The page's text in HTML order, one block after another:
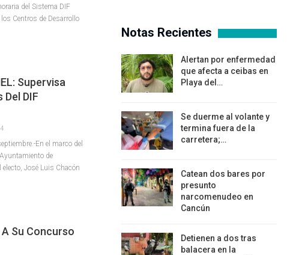
del Sistema DIF
Centros de Desarrollo
Supervisa
DIF
En el marco del
de
José Luis Chacón
Su Concurso
Notas Recientes
Alertan por enfermedad
que afecta a ceibas en
Playa del…
Se duerme al volante y
termina fuera de la
carretera;…
Catean dos bares por
presunto
narcomenudeo en
Cancún
Detienen a dos tras
balacera en la